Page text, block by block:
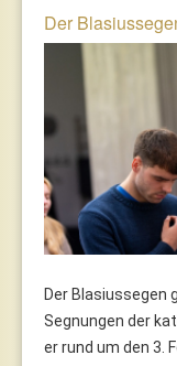
Der
Der Blasiussegen
Segnungen der
er rund um den 3.